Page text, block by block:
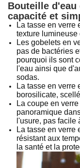
Bouteille d'eau
capacité et
La tasse en verre
texture lumineuse
Les gobelets en
pas de bactéries
pourquoi ils sont
l'eau ainsi que
sodas.
La tasse en verre
borosilicate,
La coupe en
panoramique
l'usure, pas facile
La tasse en verre
résistant aux
la santé et la